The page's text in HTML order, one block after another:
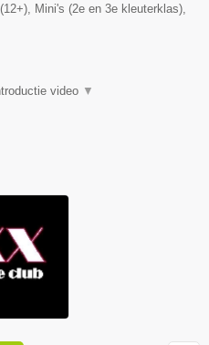
Mini's (2e en 3e kleuterklas),
video ▼